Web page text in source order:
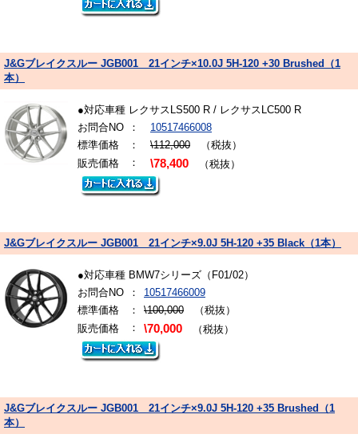
J&Gブレイクスルー JGB001 21インチ×10.0J 5H-120 +30 Brushed（1
本）
●対応車種 レクサスLS500 R / レクサスLC500 R
お問合NO
：
10517466008
標準価格
： \112,000 （税抜）
販売価格
： \78,400 （税抜）
J&Gブレイクスルー JGB001 21インチ×9.0J 5H-120 +35 Black（1本）
●対応車種 BMW7シリーズ（F01/02）
お問合NO
：
10517466009
標準価格
： \100,000 （税抜）
販売価格
： \70,000 （税抜）
J&Gブレイクスルー JGB001 21インチ×9.0J 5H-120 +35 Brushed（1
本）